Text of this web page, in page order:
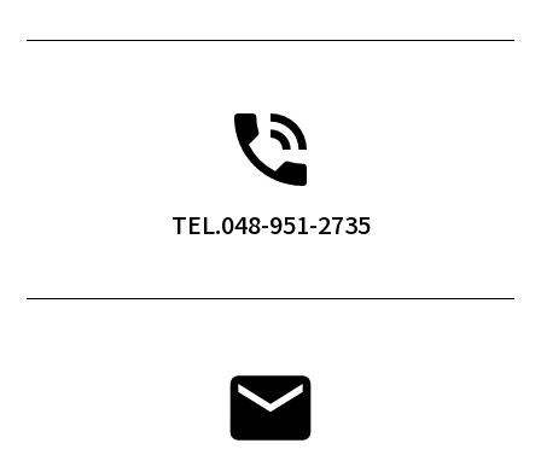
TEL.048-951-2735